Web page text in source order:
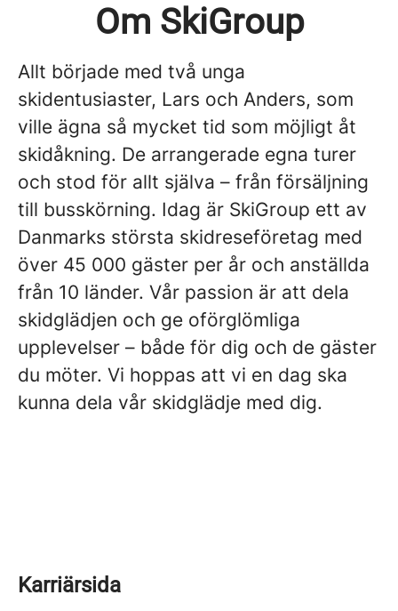
Om SkiGroup
Allt började med två unga
skidentusiaster, Lars och Anders, som
ville ägna så mycket tid som möjligt åt
skidåkning. De arrangerade egna turer
och stod för allt själva – från försäljning
till busskörning. Idag är SkiGroup ett av
Danmarks största skidreseföretag med
över 45 000 gäster per år och anställda
från 10 länder. Vår passion är att dela
skidglädjen och ge oförglömliga
upplevelser – både för dig och de gäster
du möter. Vi hoppas att vi en dag ska
kunna dela vår skidglädje med dig.
Karriärsida